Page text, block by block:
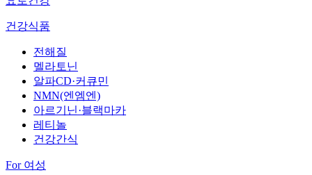
건강식품
전해질
멜라토닌
알파CD·커큐민
NMN(엔엠엔)
아르기닌·블랙마카
레티놀
건강간식
For 여성